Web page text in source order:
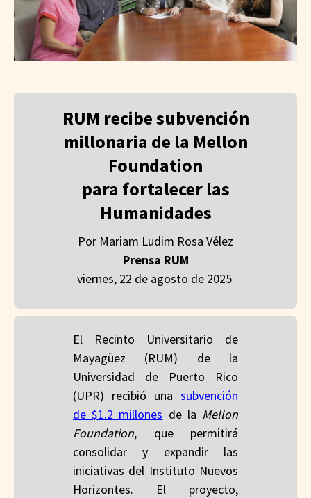
RUM recibe subvención
millonaria de la Mellon
Foundation
para fortalecer las
Humanidades
Por Mariam Ludim Rosa Vélez
Prensa RUM
viernes, 22 de agosto de 2025
El Recinto Universitario de
Mayagüez (RUM) de la
Universidad de Puerto Rico
(UPR) recibió una subvención
de $1.2 millones de la Mellon
Foundation, que permitirá
consolidar y expandir las
iniciativas del Instituto Nuevos
Horizontes. El proyecto,